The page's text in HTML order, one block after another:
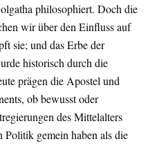
philosophiert. Doch die
wir über den Einfluss auf
sie; und das Erbe der
historisch durch die
prägen die Apostel und
ob bewusst oder
des Mittelalters
Politik gemein haben als die